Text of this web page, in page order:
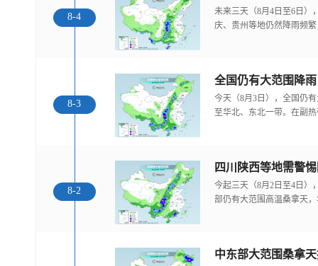
8-4
未来三天（8月4日至6日）
庆、贵州等地仍然降雨频
8-3
全国仍有大范围降
今天（8月3日），全国仍
至华北、东北一带。在副
8-2
今起三天（8月2日至4日）
部仍有大范围高温桑拿天
中东部大范围桑拿